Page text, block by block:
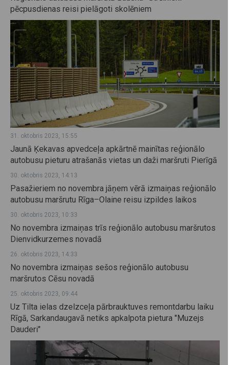
pēcpusdienas reisi pielāgoti skolēniem
31. oktobris 2023, 15:55
Jaunā Ķekavas apvedceļa apkārtnē mainītas reģionālo
autobusu pieturu atrašanās vietas un daži maršruti Pierīgā
30. oktobris 2023, 14:13
Pasažieriem no novembra jāņem vērā izmaiņas reģionālo
autobusu maršrutu Rīga–Olaine reisu izpildes laikos
30. oktobris 2023, 10:33
No novembra izmaiņas trīs reģionālo autobusu maršrutos
Dienvidkurzemes novadā
26. oktobris 2023, 14:33
No novembra izmaiņas sešos reģionālo autobusu
maršrutos Cēsu novadā
25. oktobris 2023, 09:44
Uz Tilta ielas dzelzceļa pārbrauktuves remontdarbu laiku
Rīgā, Sarkandaugavā netiks apkalpota pietura "Muzejs
Dauderi"